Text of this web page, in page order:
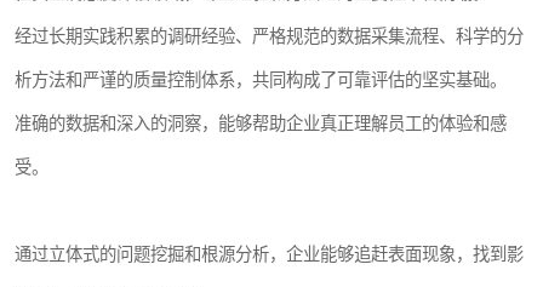
经过长期实践积累的调研经验、严格规范的数据采集流程、科学的分
析方法和严谨的质量控制体系，共同构成了可靠评估的坚实基础。
准确的数据和深入的洞察，能够帮助企业真正理解员工的体验和感
受。
通过立体式的问题挖掘和根源分析，企业能够追赶表面现象，找到影